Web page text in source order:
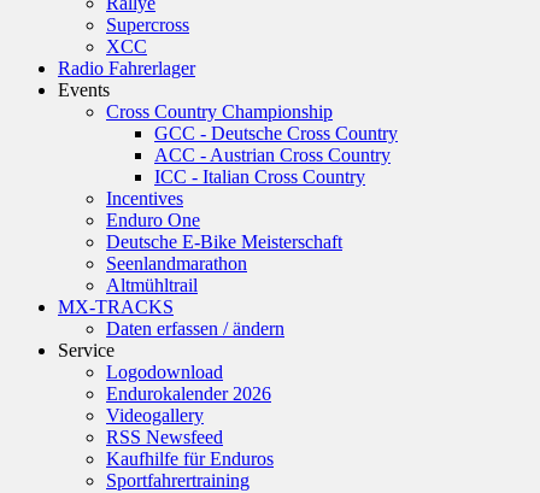
Supercross
XCC
Radio Fahrerlager
Events
Cross Country Championship
GCC - Deutsche Cross Country
ACC - Austrian Cross Country
ICC - Italian Cross Country
Incentives
Enduro One
Deutsche E-Bike Meisterschaft
Seenlandmarathon
Altmühltrail
MX-TRACKS
Daten erfassen / ändern
Service
Logodownload
Endurokalender 2026
Videogallery
RSS Newsfeed
Kaufhilfe für Enduros
Sportfahrertraining